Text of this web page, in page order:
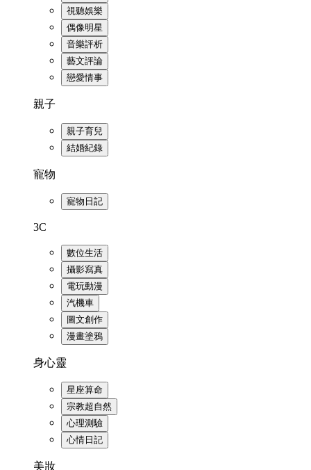
視聽娛樂
偶像明星
音樂評析
藝文評論
戀愛情事
親子
親子育兒
結婚紀錄
寵物
寵物日記
3C
數位生活
攝影寫真
電玩動漫
汽機車
圖文創作
漫畫塗鴉
身心靈
星座算命
宗教超自然
心理測驗
心情日記
美妝